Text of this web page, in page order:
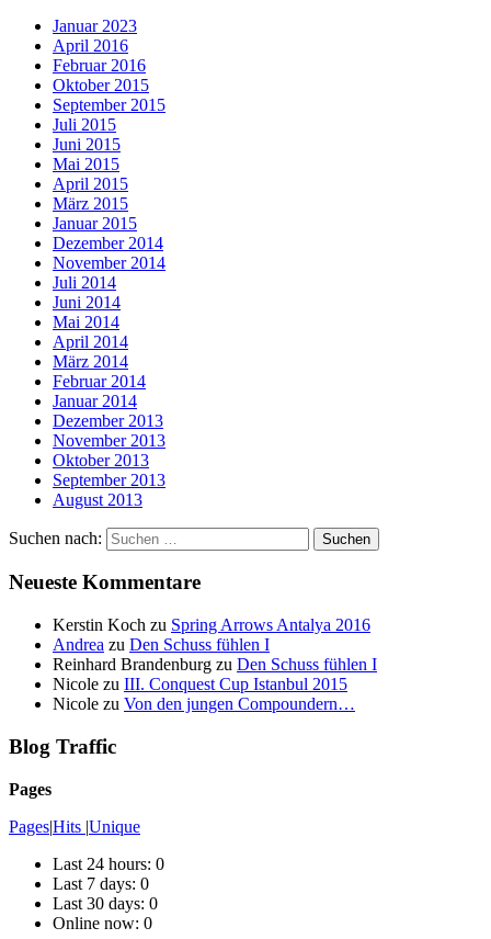
Januar 2023
April 2016
Februar 2016
Oktober 2015
September 2015
Juli 2015
Juni 2015
Mai 2015
April 2015
März 2015
Januar 2015
Dezember 2014
November 2014
Juli 2014
Juni 2014
Mai 2014
April 2014
März 2014
Februar 2014
Januar 2014
Dezember 2013
November 2013
Oktober 2013
September 2013
August 2013
Suchen nach:
Neueste Kommentare
Kerstin Koch zu Spring Arrows Antalya 2016
Andrea zu Den Schuss fühlen I
Reinhard Brandenburg zu Den Schuss fühlen I
Nicole zu III. Conquest Cup Istanbul 2015
Nicole zu Von den jungen Compoundern…
Blog Traffic
Pages
Pages|Hits |Unique
Last 24 hours: 0
Last 7 days: 0
Last 30 days: 0
Online now: 0